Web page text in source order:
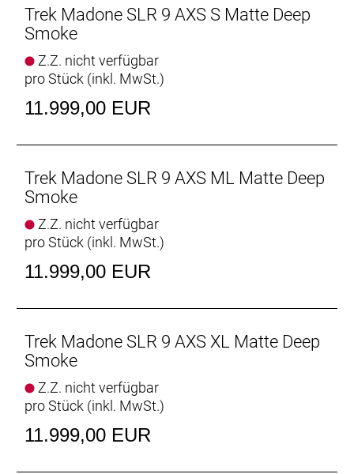
Komforttechnologie stellt ein jederzeit
geschmeidiges Fahrgefühl sicher. Dieses Bike ist
- Die revolutionären Full System Foil Rohrprofile
sorgen für einen extrem schnellen Look und
verleihen dem gesamten Bike eine bislang
unerreichte aerodynamische Effizienz.
steif, wo die größten Kräfte wirken, und dort
nachgiebig, wo zusätzlicher Komfort erwünscht ist.
verringern die Carbonlaufräder das Gewicht und
erhöhen die Performance.
- Mit SRAMs leichtestem RED AXS E1
Drahtlosantrieb profitierst du von präzisen
herausholen kannst.
- Die RSL Aero Trinkflaschen und Flaschenhalter
aerodynamischer und schneller.
- Mit dem Blendr-System an der Lenker/Vorbau-
Einheit lässt sich ein Tagfahrlicht ganz einfach
anbringen und abnehmen.
Trek Madone SLR 9 AXS S Matte Deep
Smoke
Z.Z. nicht verfügbar
pro Stück (inkl. MwSt.)
11.999,00 EUR
Trek Madone SLR 9 AXS ML Matte Deep
Smoke
Z.Z. nicht verfügbar
pro Stück (inkl. MwSt.)
11.999,00 EUR
Trek Madone SLR 9 AXS XL Matte Deep
Smoke
Z.Z. nicht verfügbar
pro Stück (inkl. MwSt.)
11.999,00 EUR